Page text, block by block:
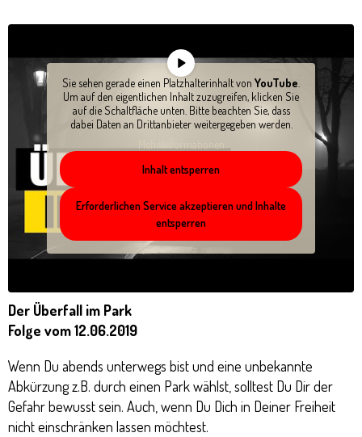
Sie sehen gerade einen Platzhalterinhalt von YouTube
Um auf den eigentlichen Inhalt zuzugreifen, klicken Sie
auf die Schaltfläche unten. Bitte beachten Sie, dass
dabei Daten an Drittanbieter weitergegeben werden.
Inhalt entsperren
Erforderlichen Service akzeptieren und Inhalte
entsperren
Der Überfall im Park
Folge vom 12.06.2019
Wenn Du abends unterwegs bist und eine unbekannte
Abkürzung z.B. durch einen Park wählst, solltest Du Dir der
Gefahr bewusst sein. Auch, wenn Du Dich in Deiner Freiheit
nicht einschränken lassen möchtest.